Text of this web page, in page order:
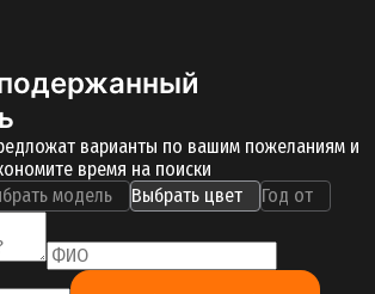
варианты по вашим пожеланиям и
время на поиски
модель Выбрать цвет Год от